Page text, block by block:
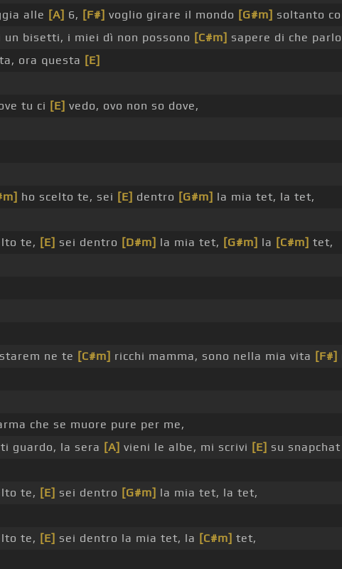
alle [A] 6, [F#] voglio girare il mondo [G#m] soltanto
un bisetti, i miei dì non possono [C#m] sapere di che parlo
ora questa [E]
tu ci [E] vedo, ovo non so dove,
ho scelto te, sei [E] dentro [G#m] la mia tet, la tet,
te, [E] sei dentro [D#m] la mia tet, [G#m] la [C#m] tet,
ne te [C#m] ricchi mamma, sono nella mia vita [F#]
che se muore pure per me,
ti guardo, la sera [A] vieni le albe, mi scrivi [E] su
te, [E] sei dentro [G#m] la mia tet, la tet,
te, [E] sei dentro la mia tet, la [C#m] tet,